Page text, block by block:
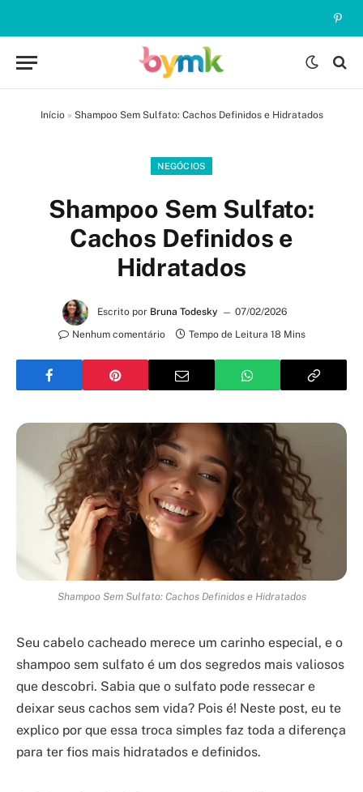
Início» Shampoo Sem Sulfato: Cachos Definidos e Hidratados
NEGÓCIOS
Shampoo Sem Sulfato:
Cachos Definidos e
Hidratados
Escrito por Bruna Todesky
07/02/2026
Nenhum comentário
Tempo de Leitura 18 Mins
Shampoo Sem Sulfato: Cachos Definidos e Hidratados
Seu cabelo cacheado merece um carinho especial, e o
shampoo sem sulfato é um dos segredos mais valiosos
que descobri. Sabia que o sulfato pode ressecar e
deixar seus cachos sem vida? Pois é! Neste post, eu te
explico por que essa troca simples faz toda a diferença
para ter fios mais hidratados e definidos.